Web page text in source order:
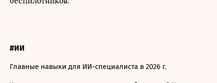
#ИИ
Главные навыки для ИИ-специалиста в 2026 г.